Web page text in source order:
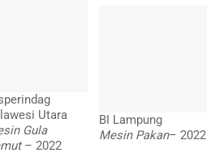
Utara
Gula
– 2022
BI Lampung
Mesin Pakan– 2022